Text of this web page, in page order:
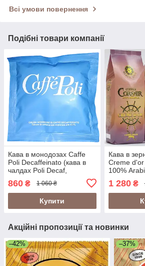
Всі умови повернення
Подібні товари компанії
Кава в монодозах Caffe
Poli Decaffeinato (кава в
чалдах Poli Decaf,
монодози Poli Decaf) без
кофеїну 100шт Італія
860 ₴ 1 060 ₴
Купити
Кава в
Creme d'or
100%
1 280₴
Акційні пропозиції та новинки
–42% –37%